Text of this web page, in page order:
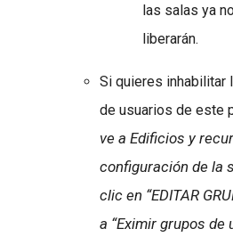
las salas ya
liberarán.
Si quieres inhabilitar
de usuarios de este
ve a Edificios y
configuración de la
clic en “EDITAR
a “Eximir grupos de